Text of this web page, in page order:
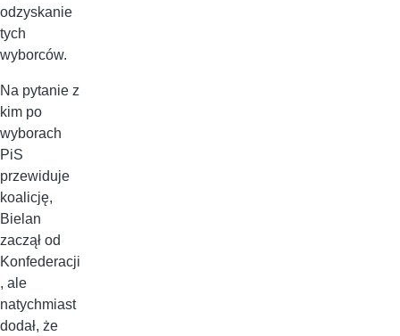
odzyskanie
tych
wyborców.
Na pytanie z
kim po
wyborach
PiS
przewiduje
koalicję,
Bielan
zaczął od
Konfederacji
, ale
natychmiast
dodał, że